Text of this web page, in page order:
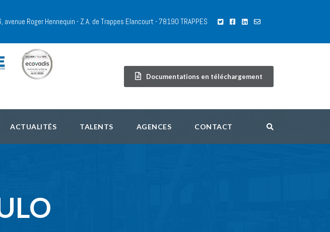
avenue Roger Hennequin - Z.A. de Trappes Elancourt - 78190 TRAPPES
Documentations en téléchargement
ACTUALITÉS TALENTS AGENCES CONTACT